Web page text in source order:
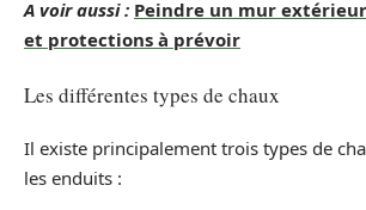
A voir aussi : Peindre un mur
et protections à prévoir
Les différentes types de chaux
Il existe principalement trois types de
les enduits :